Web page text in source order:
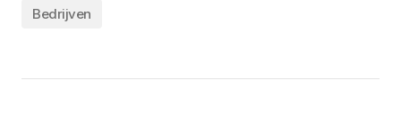
Bedrijven